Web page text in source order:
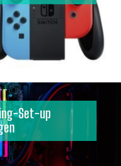
Set-up